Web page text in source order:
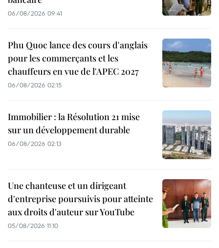
06/08/2026 09:41
Phu Quoc lance des cours d'anglais
pour les commerçants et les
chauffeurs en vue de l'APEC 2027
06/08/2026 02:15
Immobilier : la Résolution 21 mise
sur un développement durable
06/08/2026 02:13
Une chanteuse et un dirigeant
d'entreprise poursuivis pour atteinte
aux droits d'auteur sur YouTube
05/08/2026 11:10